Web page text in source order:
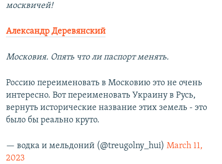
москвичей!
Александр Деревянский
Московия. Опять что ли паспорт менять.
Россию переименовать в Московию это не очень
интересно. Вот переименовать Украину в Русь,
вернуть исторические название этих земель - это
было бы реально круто.
— водка и мельдоний (@treugolny_hui) March 11,
2023